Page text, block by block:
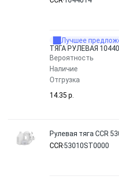
Лучшее
ТЯГА РУЛЕВАЯ
Вероятность
Наличие
Отгрузка
14.35 p.
Рулевая тяга CCR
CCR 53010ST0000